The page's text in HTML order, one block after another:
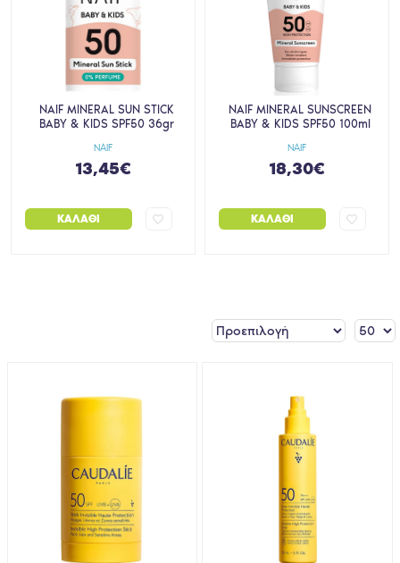
NAIF
NAIF MINERAL SUN STICK
BABY & KIDS SPF50 36gr
13,45€
ΚΑΛΆΘΙ
NAIF
NAIF MINERAL SUNSCREEN
BABY & KIDS SPF50 100ml
18,30€
ΚΑΛΆΘΙ